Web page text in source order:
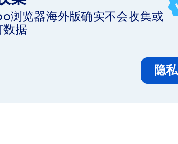
浏览器海外版确实不会收集或
数据
隐私